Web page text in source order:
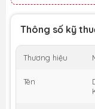
Thông số kỹ
Thương hiệu
Tên